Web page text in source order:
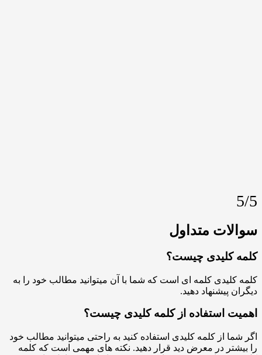
متداول
چیست؟
کلمه ای است که شما با آن میتوانید مطالب خود را به
دهید.
استفاده از کلمه کلیدی چیست؟
از کلمه کلیدی استفاده کنید به راحتی میتوانید مطالب خود
در معرض دید قرار دهید. نکته های مهمی است که کلمه